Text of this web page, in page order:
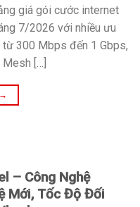
giá gói cước internet
7/2026 với nhiều ưu
300 Mbps đến 1 Gbps,
[…]
→
– Công Nghệ
Mới, Tốc Độ Đối